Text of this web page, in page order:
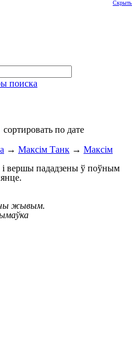
поиска
сортировать по дате
Скрыть
→ Максім Танк → Максім
і вершы пададзены ў поўным
жывым.